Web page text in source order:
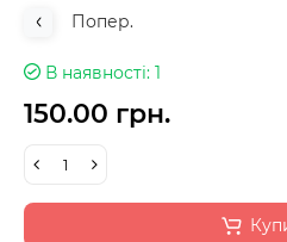
Попер.
В наявності 1
150.00 грн.